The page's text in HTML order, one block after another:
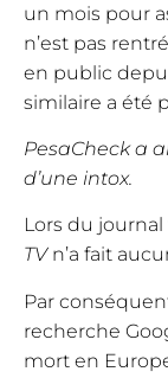
un mois pour
n’est pas
en public
similaire a été
PesaCheck a
d’une intox.
Lors du
TVn’a fait
Par
recherche
mort en